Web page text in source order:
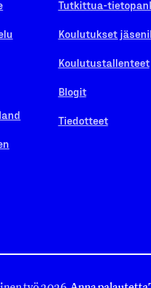
Tutkittua-
Koulutukset
Koulutustallenteet
Blogit
Tiedotteet